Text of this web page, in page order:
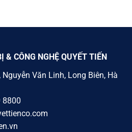
& CÔNG NGHỆ QUYẾT TIẾN
Văn Linh, Long Biên, Hà
8800